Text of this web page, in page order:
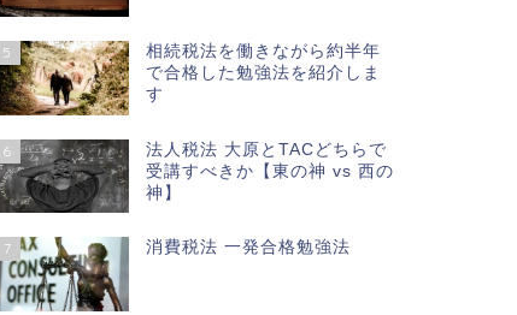
5
相続税法を働きながら約半年
で合格した勉強法を紹介しま
す
6
法人税法 大原とTACどちらで
受講すべきか【東の神 vs 西の
神】
7 消費税法 一発合格勉強法